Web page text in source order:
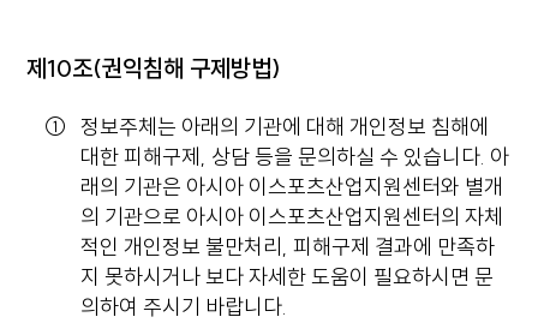
제10조(권익침해 구제방법)
정보주체는 아래의 기관에 대해 개인정보 침해에
대한 피해구제, 상담 등을 문의하실 수 있습니다. 아
래의 기관은 아시아 이스포츠산업지원센터와 별개
의 기관으로 아시아 이스포츠산업지원센터의 자체
적인 개인정보 불만처리, 피해구제 결과에 만족하
지 못하시거나 보다 자세한 도움이 필요하시면 문
의하여 주시기 바랍니다.